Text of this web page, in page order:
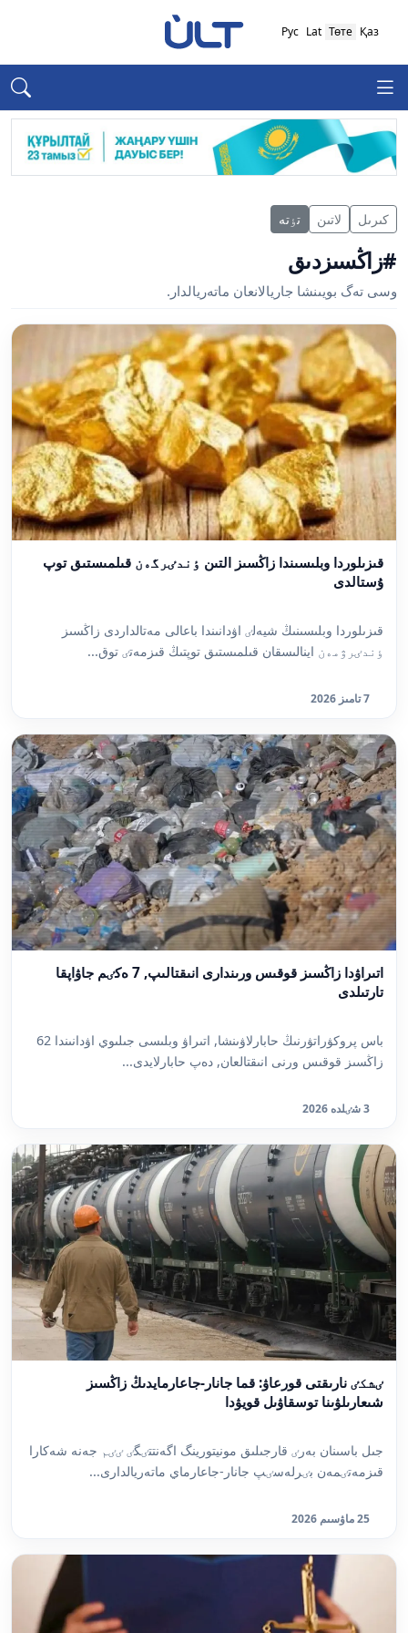
Қаз
Төте
Lat
Рус
كىرىل لاتىن تٶتە
#زاڭسىزدىق
وسى تەگ بويىنشا جاريالانعان ماتەريالدار.
قىزىلوردا وبلىسىندا زاڭسىز التىن ٶندٸرگەن قىلمىستىق توپ
ۇستالدى
قىزىلوردا وبلىسىنىڭ شيەلٸ اۋدانىندا باعالى مەتالداردى زاڭسىز
ٶندٸرۋمەن اينالىسقان قىلمىستىق توپتىڭ قىزمەتٸ توق...
7 تامىز 2026
اتىراۋدا زاڭسىز قوقىس ورىندارى انىقتالىپ, 7 ەكٸم جاۋاپقا
تارتىلدى
باس پروكۋراتۋرنىڭ حابارلاۋىنشا, اتىراۋ وبلىسى جىلىوي اۋدانىندا 62
زاڭسىز قوقىس ورنى انىقتالعان, دەپ حابارلايدى...
3 شٸلدە 2026
ٸشكٸ نارىقتى قورعاۋ: قما جانار-جاعارمايدىڭ زاڭسىز
شىعارىلۋىنا توسقاۋىل قويۋدا
جىل باسىنان بەرٸ قارجىلىق مونيتورينگ اگەنتتٸگٸ ٸٸم جەنە شەكارا
قىزمەتٸمەن بٸرلەسٸپ جانار-جاعارماي ماتەريالدارى...
25 ماۋسىم 2026